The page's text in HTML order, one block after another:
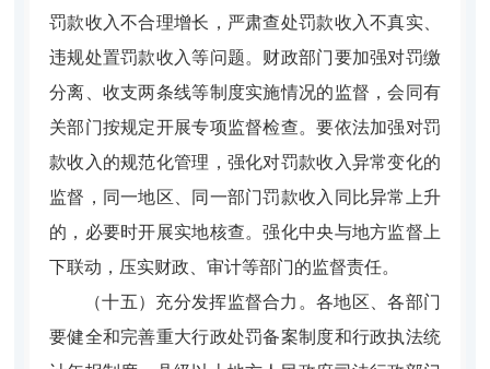
罚款收入不合理增长，严肃查处罚款收入不真实、
违规处置罚款收入等问题。财政部门要加强对罚缴
分离、收支两条线等制度实施情况的监督，会同有
关部门按规定开展专项监督检查。要依法加强对罚
款收入的规范化管理，强化对罚款收入异常变化的
监督，同一地区、同一部门罚款收入同比异常上升
的，必要时开展实地核查。强化中央与地方监督上
下联动，压实财政、审计等部门的监督责任。
（十五）充分发挥监督合力。各地区、各部门
要健全和完善重大行政处罚备案制度和行政执法统